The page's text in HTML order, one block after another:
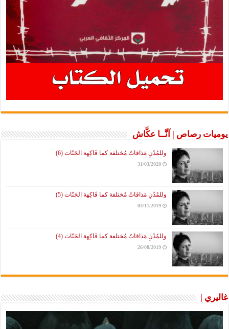
يوميات رصاص | آنَّــا عكَّاش
وللمُدُنِ مَذاقاتٌ مُختلفة كما فَاكِهة الجَنّات (6)
31/03/2020
وللمُدُنِ مَذاقاتٌ مُختلفة كما فَاكِهة الجَنّات (5)
03/11/2019
وللمُدُنِ مَذاقاتٌ مُختلفة كما فَاكِهة الجَنّات (4)
26/08/2019
غاليري |